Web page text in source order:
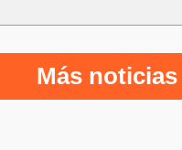
Más noticias